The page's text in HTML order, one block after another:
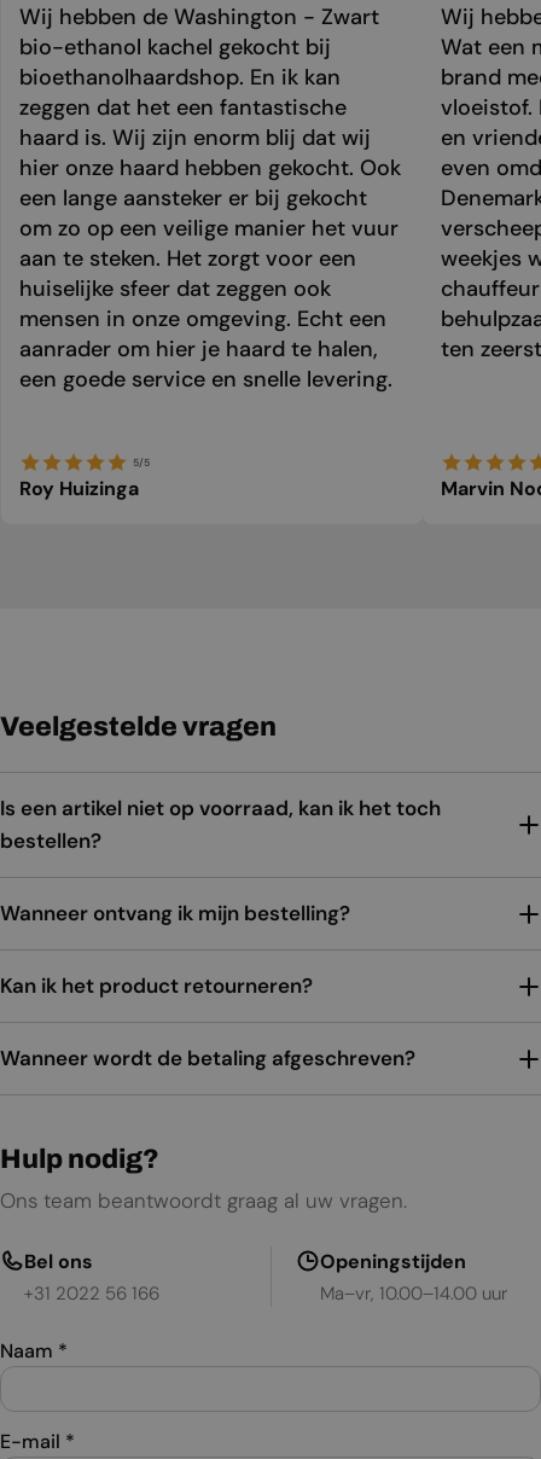
Wij hebben de Washington - Zwart
bio-ethanol kachel gekocht bij
bioethanolhaardshop. En ik kan
zeggen dat het een fantastische
haard is. Wij zijn enorm blij dat wij
hier onze haard hebben gekocht. Ook
een lange aansteker er bij gekocht
om zo op een veilige manier het vuur
aan te steken. Het zorgt voor een
huiselijke sfeer dat zeggen ook
mensen in onze omgeving. Echt een
aanrader om hier je haard te halen,
een goede service en snelle levering.
5/5
Roy Huizinga
Wij
Wat een
brand
vloeistof.
en
even
weekjes
ten
Marvin
Veelgestelde vragen
Is een artikel niet op voorraad, kan ik het toch
bestellen?
Wanneer ontvang ik mijn bestelling?
Kan ik het product retourneren?
Wanneer wordt de betaling afgeschreven?
Hulp nodig?
Ons team beantwoordt graag al uw vragen.
Bel ons
+31 2022 56 166
Openingstijden
Ma–vr, 10.00–14.00 uur
Naam *
E-mail *